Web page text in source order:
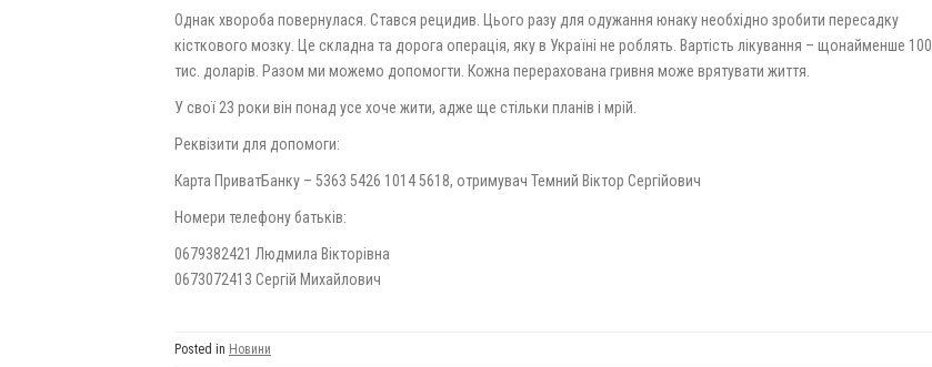
Однак хвороба повернулася. Стався рецидив. Цього разу для одужання юнаку необхідно зробити пересадку
кісткового мозку. Це складна та дорога операція, яку в Україні не роблять. Вартість лікування – щонайменше 100
тис. доларів. Разом ми можемо допомогти. Кожна перерахована гривня може врятувати життя.
У свої 23 роки він понад усе хоче жити, адже ще стільки планів і мрій.
Реквізити для допомоги:
Карта ПриватБанку – 5363 5426 1014 5618, отримувач Темний Віктор Сергійович
Номери телефону батьків:
0679382421 Людмила Вікторівна
0673072413 Сергій Михайлович
Posted in Новини